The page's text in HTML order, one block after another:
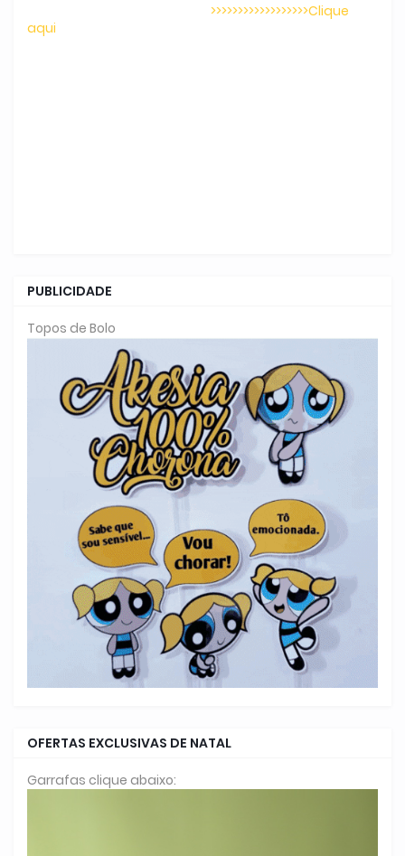
>>>>>>>>>>>>>>>>>>Clique
aqui
PUBLICIDADE
Topos de Bolo
OFERTAS EXCLUSIVAS DE NATAL
Garrafas clique abaixo: